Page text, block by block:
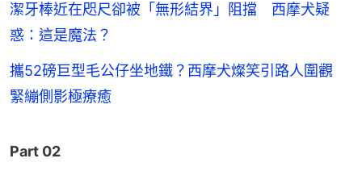
潔牙棒近在咫尺卻被「無形結界」阻擋 西摩犬疑
惑：這是魔法？
攜52磅巨型毛公仔坐地鐵？西摩犬燦笑引路人圍觀
緊繃側影極療癒
Part 02